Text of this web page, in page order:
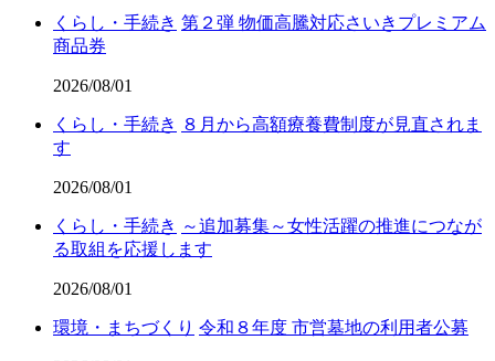
くらし・手続き 第２弾 物価高騰対応さいきプレミアム
商品券
2026/08/01
くらし・手続き ８月から高額療養費制度が見直されま
す
2026/08/01
くらし・手続き ～追加募集～女性活躍の推進につなが
る取組を応援します
2026/08/01
環境・まちづくり 令和８年度 市営墓地の利用者公募